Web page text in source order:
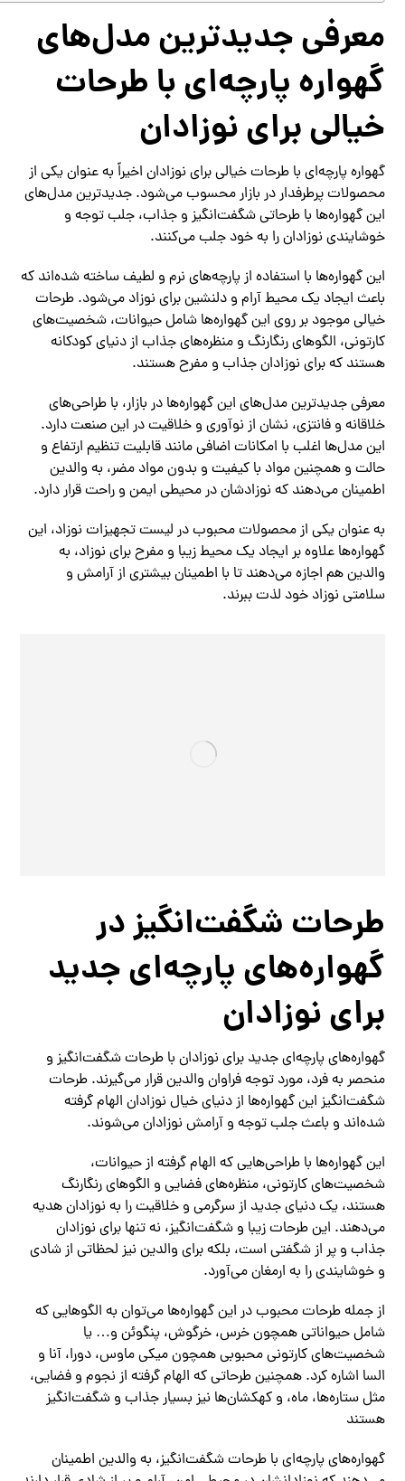
معرفی جدیدترین مدل‌های
گهواره پارچه‌ای با طرحات
خیالی برای نوزادان
گهواره پارچه‌ای با طرحات خیالی برای نوزادان اخیراً به عنوان یکی از
محصولات پرطرفدار در بازار محسوب می‌شود. جدیدترین مدل‌های
این گهواره‌ها با طرحاتی شگفت‌انگیز و جذاب، جلب توجه و
خوشایندی نوزادان را به خود جلب می‌کنند.
این گهواره‌ها با استفاده از پارچه‌های نرم و لطیف ساخته شده‌اند که
باعث ایجاد یک محیط آرام و دلنشین برای نوزاد می‌شود. طرحات
خیالی موجود بر روی این گهواره‌ها شامل حیوانات، شخصیت‌های
کارتونی، الگوهای رنگارنگ و منظره‌های جذاب از دنیای کودکانه
هستند که برای نوزادان جذاب و مفرح هستند.
معرفی جدیدترین مدل‌های این گهواره‌ها در بازار، با طراحی‌های
خلاقانه و فانتزی، نشان از نوآوری و خلاقیت در این صنعت دارد.
این مدل‌ها اغلب با امکانات اضافی مانند قابلیت تنظیم ارتفاع و
حالت و همچنین مواد با کیفیت و بدون مواد مضر، به والدین
اطمینان می‌دهند که نوزادشان در محیطی ایمن و راحت قرار دارد.
به عنوان یکی از محصولات محبوب در لیست تجهیزات نوزاد، این
گهواره‌ها علاوه بر ایجاد یک محیط زیبا و مفرح برای نوزاد، به
والدین هم اجازه می‌دهند تا با اطمینان بیشتری از آرامش و
سلامتی نوزاد خود لذت ببرند.
طرحات شگفت‌انگیز در
گهواره‌های پارچه‌ای جدید
برای نوزادان
گهواره‌های پارچه‌ای جدید برای نوزادان با طرحات شگفت‌انگیز و
منحصر به فرد، مورد توجه فراوان والدین قرار می‌گیرند. طرحات
شگفت‌انگیز این گهواره‌ها از دنیای خیال نوزادان الهام گرفته
شده‌اند و باعث جلب توجه و آرامش نوزادان می‌شوند.
این گهواره‌ها با طراحی‌هایی که الهام گرفته از حیوانات،
شخصیت‌های کارتونی، منظره‌های فضایی و الگوهای رنگارنگ
هستند، یک دنیای جدید از سرگرمی و خلاقیت را به نوزادان هدیه
می‌دهند. این طرحات زیبا و شگفت‌انگیز، نه تنها برای نوزادان
جذاب و پر از شگفتی است، بلکه برای والدین نیز لحظاتی از شادی
و خوشایندی را به ارمغان می‌آورد.
از جمله طرحات محبوب در این گهواره‌ها می‌توان به الگوهایی که
شامل حیواناتی همچون خرس، خرگوش، پنگوئن و… یا
شخصیت‌های کارتونی محبوبی همچون میکی ماوس، دورا، آنا و
السا اشاره کرد. همچنین طرحاتی که الهام گرفته از نجوم و فضایی،
مثل ستاره‌ها، ماه، و کهکشان‌ها نیز بسیار جذاب و شگفت‌انگیز
هستند
گهواره‌های پارچه‌ای با طرحات شگفت‌انگیز، به والدین اطمینان